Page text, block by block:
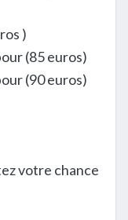
)
(85 euros)
(90 euros)
votre chance